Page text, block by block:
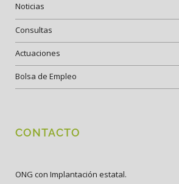
Noticias
Consultas
Actuaciones
Bolsa de Empleo
CONTACTO
ONG con Implantación estatal.